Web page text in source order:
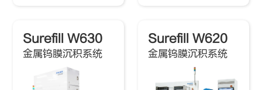
Surefill W630
金属钨膜沉积系统
Surefill W620
金属钨膜沉积系统